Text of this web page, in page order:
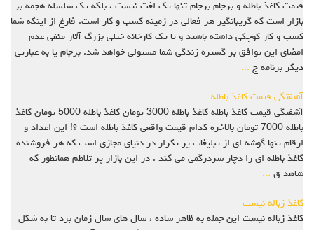
قیمت کاغذ باطله و برجام برجام تنها یک لغت نیست ، بلکه یک سلسله هجمه بر
بازار است که گریبانگیر هر فعالی در زمینه کسب و کار است. فارغ از اینکه شما
کسب و کار کوچکی داشته باشید و یا یک کارخانه خیلی بزرگ آثار منفی عدم
امضای این توافق بر گستره زندگی شما مستولی خواهد شد. برجام یا به عبارتی
دیگر برنامه ج ...
آشفتگی قیمت کاغذ باطله
آشفتگی قیمت کاغذ باطله کاغذ باطله 3000 تومان کاغذ باطله 5000 تومان کاغذ
باطله 7000 تومان بالاخره کدام قیمت واقعی کاغذ باطله است ؟! این اعداد و
ارقام تنها گوشه ای از تبلیغات پر تکرار در دنیای مجازی است که هر فروشنده
کاغذ باطله ای را دچار سردرگمی می کند . در این بازار پر تلاطم همانطور که
شاهد ق ...
کاغذ زباله نیست
کاغذ زباله نیست این جمله به ظاهر ساده ، سال های سال زمان برد تا به شکل